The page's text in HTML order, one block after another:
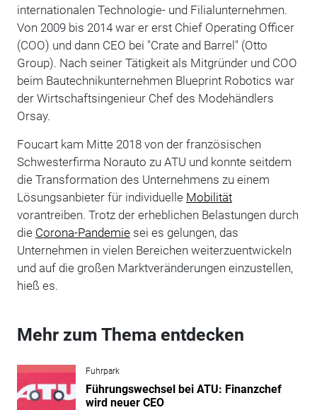
internationalen Technologie- und Filialunternehmen.
Von 2009 bis 2014 war er erst Chief Operating Officer
(COO) und dann CEO bei "Crate and Barrel" (Otto
Group). Nach seiner Tätigkeit als Mitgründer und COO
beim Bautechnikunternehmen Blueprint Robotics war
der Wirtschaftsingenieur Chef des Modehändlers
Orsay.
Foucart kam Mitte 2018 von der französischen
Schwesterfirma Norauto zu ATU und konnte seitdem
die Transformation des Unternehmens zu einem
Lösungsanbieter für individuelle Mobilität
vorantreiben. Trotz der erheblichen Belastungen durch
die Corona-Pandemiesei es gelungen, das
Unternehmen in vielen Bereichen weiterzuentwickeln
und auf die großen Marktveränderungen einzustellen,
hieß es.
Mehr zum Thema entdecken
Fuhrpark
Führungswechsel bei ATU: Finanzchef
wird neuer CEO